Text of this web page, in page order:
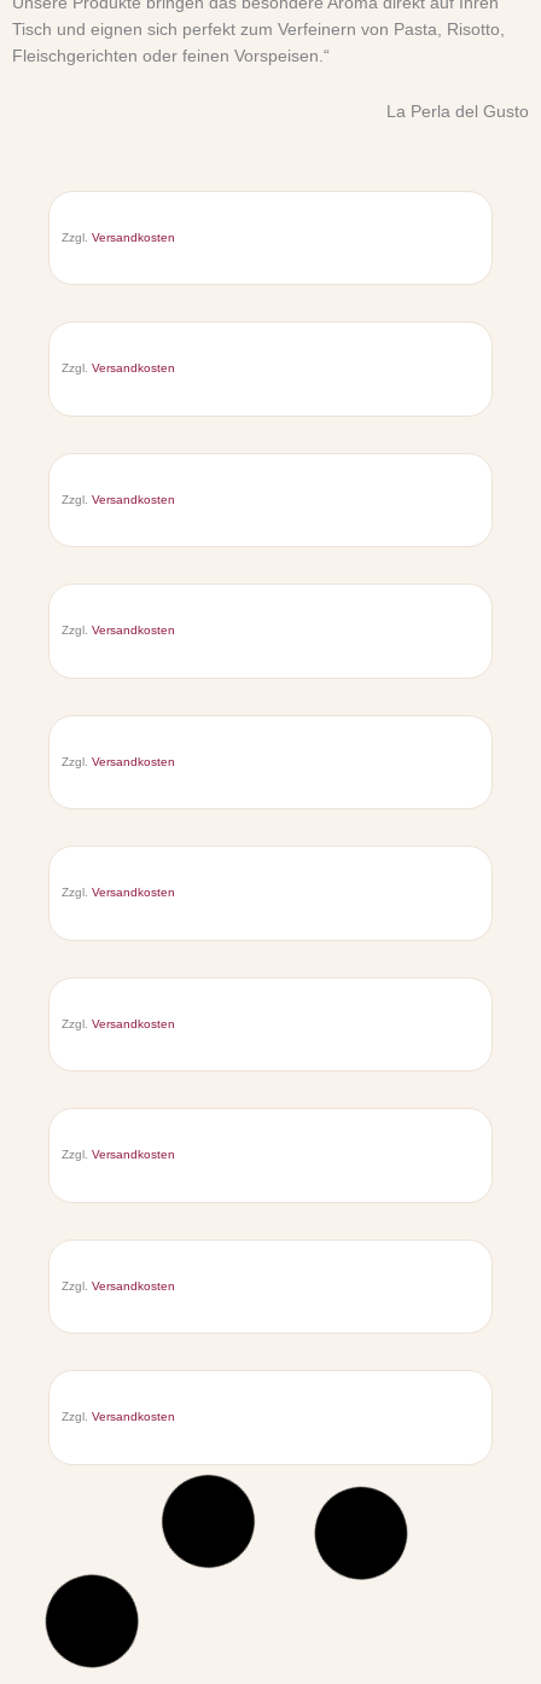
Tisch und eignen sich perfekt zum Verfeinern von Pasta, Risotto,
Fleischgerichten oder feinen Vorspeisen.“
La Perla del Gusto
Zzgl. Versandkosten
Zzgl. Versandkosten
Zzgl. Versandkosten
Zzgl. Versandkosten
Zzgl. Versandkosten
Zzgl. Versandkosten
Zzgl. Versandkosten
Zzgl. Versandkosten
Zzgl. Versandkosten
Zzgl. Versandkosten